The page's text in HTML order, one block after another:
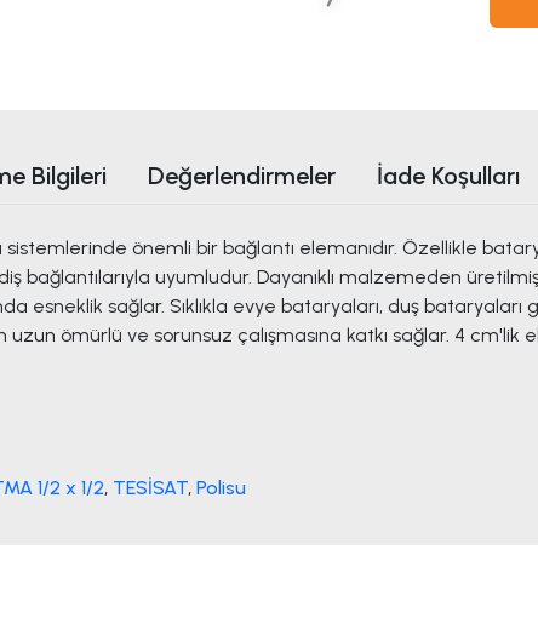
Bilgileri Değerlendirmeler İade Koşulları
sistemlerinde önemli bir bağlantı elemanıdır. Özellikle
bağlantılarıyla uyumludur. Dayanıklı malzemeden
esneklik sağlar. Sıklıkla evye bataryaları, duş bataryaları
uzun ömürlü ve sorunsuz çalışmasına katkı sağlar. 4
1/2 x 1/2, TESİSAT, Polisu